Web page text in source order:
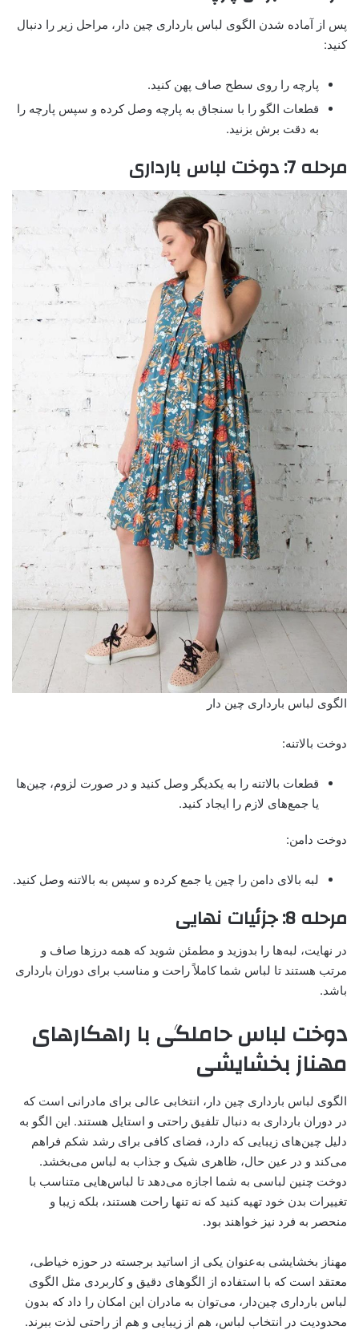
پس از آماده شدن الگوی لباس بارداری چین دار، مراحل زیر را دنبال
کنید:
پارچه را روی سطح صاف پهن کنید.
قطعات الگو را با سنجاق به پارچه وصل کرده و سپس پارچه را
به دقت برش بزنید.
مرحله 7: دوخت لباس بارداری
الگوی لباس بارداری چین دار
دوخت بالاتنه:
قطعات بالاتنه را به یکدیگر وصل کنید و در صورت لزوم، چین‌ها
یا جمع‌های لازم را ایجاد کنید.
دوخت دامن:
لبه بالای دامن را چین یا جمع کرده و سپس به بالاتنه وصل کنید.
مرحله 8: جزئیات نهایی
در نهایت، لبه‌ها را بدوزید و مطمئن شوید که همه درزها صاف و
مرتب هستند تا لباس شما کاملاً راحت و مناسب برای دوران بارداری
باشد.
دوخت لباس حاملگی با راهکارهای
مهناز بخشایشی
الگوی لباس بارداری چین‌ دار، انتخابی عالی برای مادرانی است که
در دوران بارداری به دنبال تلفیق راحتی و استایل هستند. این الگو به
دلیل چین‌های زیبایی که دارد، فضای کافی برای رشد شکم فراهم
می‌کند و در عین حال، ظاهری شیک و جذاب به لباس می‌بخشد.
دوخت چنین لباسی به شما اجازه می‌دهد تا لباس‌هایی متناسب با
تغییرات بدن خود تهیه کنید که نه تنها راحت هستند، بلکه زیبا و
منحصر به فرد نیز خواهند بود.
مهناز بخشایشی به‌عنوان یکی از اساتید برجسته در حوزه خیاطی،
معتقد است که با استفاده از الگوهای دقیق و کاربردی مثل الگوی
لباس بارداری چین‌دار، می‌توان به مادران این امکان را داد که بدون
محدودیت در انتخاب لباس، هم از زیبایی و هم از راحتی لذت ببرند.